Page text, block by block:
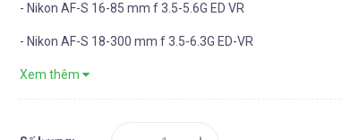
- Nikon AF-S 16-85 mm f 3.5-5.6G ED VR
- Nikon AF-S 18-300 mm f 3.5-6.3G ED-VR
Xem thêm